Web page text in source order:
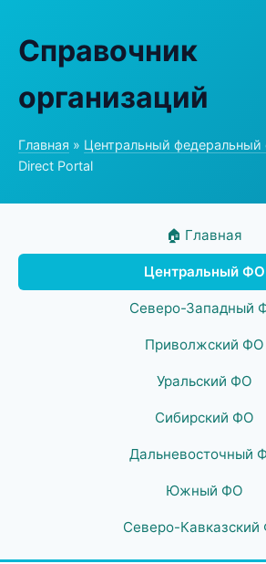
Справочник
организаций
Главная » Центральный федеральный
Direct Portal
🏠 Главная
Центральный ФО
Северо-Западный
Приволжский ФО
Уральский ФО
Сибирский ФО
Дальневосточный
Южный ФО
Северо-